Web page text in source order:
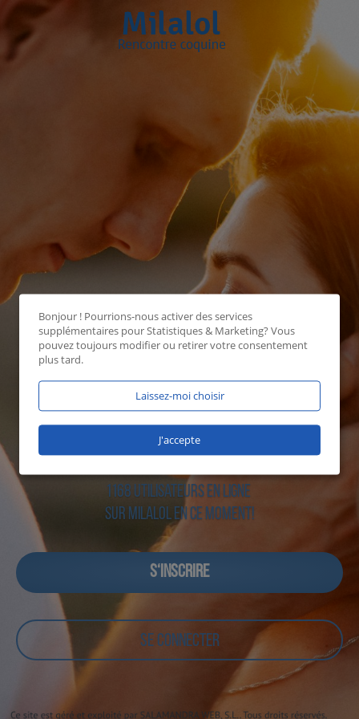
1168 utilisateurs en ligne
sur Milalol en ce moment!
S‘INSCRIRE
SE CONNECTER
Bonjour ! Pourrions-nous activer des services
supplémentaires pourStatistiques & Marketing? Vous
pouvez toujours modifier ou retirer votre consentement
plus tard.
Laissez-moi choisir
J'accepte